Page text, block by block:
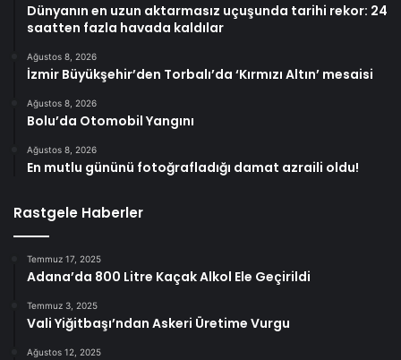
Dünyanın en uzun aktarmasız uçuşunda tarihi rekor: 24
saatten fazla havada kaldılar
Ağustos 8, 2026
İzmir Büyükşehir’den Torbalı’da ‘Kırmızı Altın’ mesaisi
Ağustos 8, 2026
Bolu’da Otomobil Yangını
Ağustos 8, 2026
En mutlu gününü fotoğrafladığı damat azraili oldu!
Rastgele Haberler
Temmuz 17, 2025
Adana’da 800 Litre Kaçak Alkol Ele Geçirildi
Temmuz 3, 2025
Vali Yiğitbaşı’ndan Askeri Üretime Vurgu
Ağustos 12, 2025